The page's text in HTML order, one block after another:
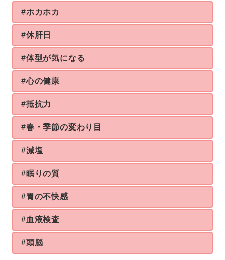
#ホカホカ
#休肝日
#体型が気になる
#心の健康
#抵抗力
#春・季節の変わり目
#減塩
#眠りの質
#胃の不快感
#血液検査
#頭脳